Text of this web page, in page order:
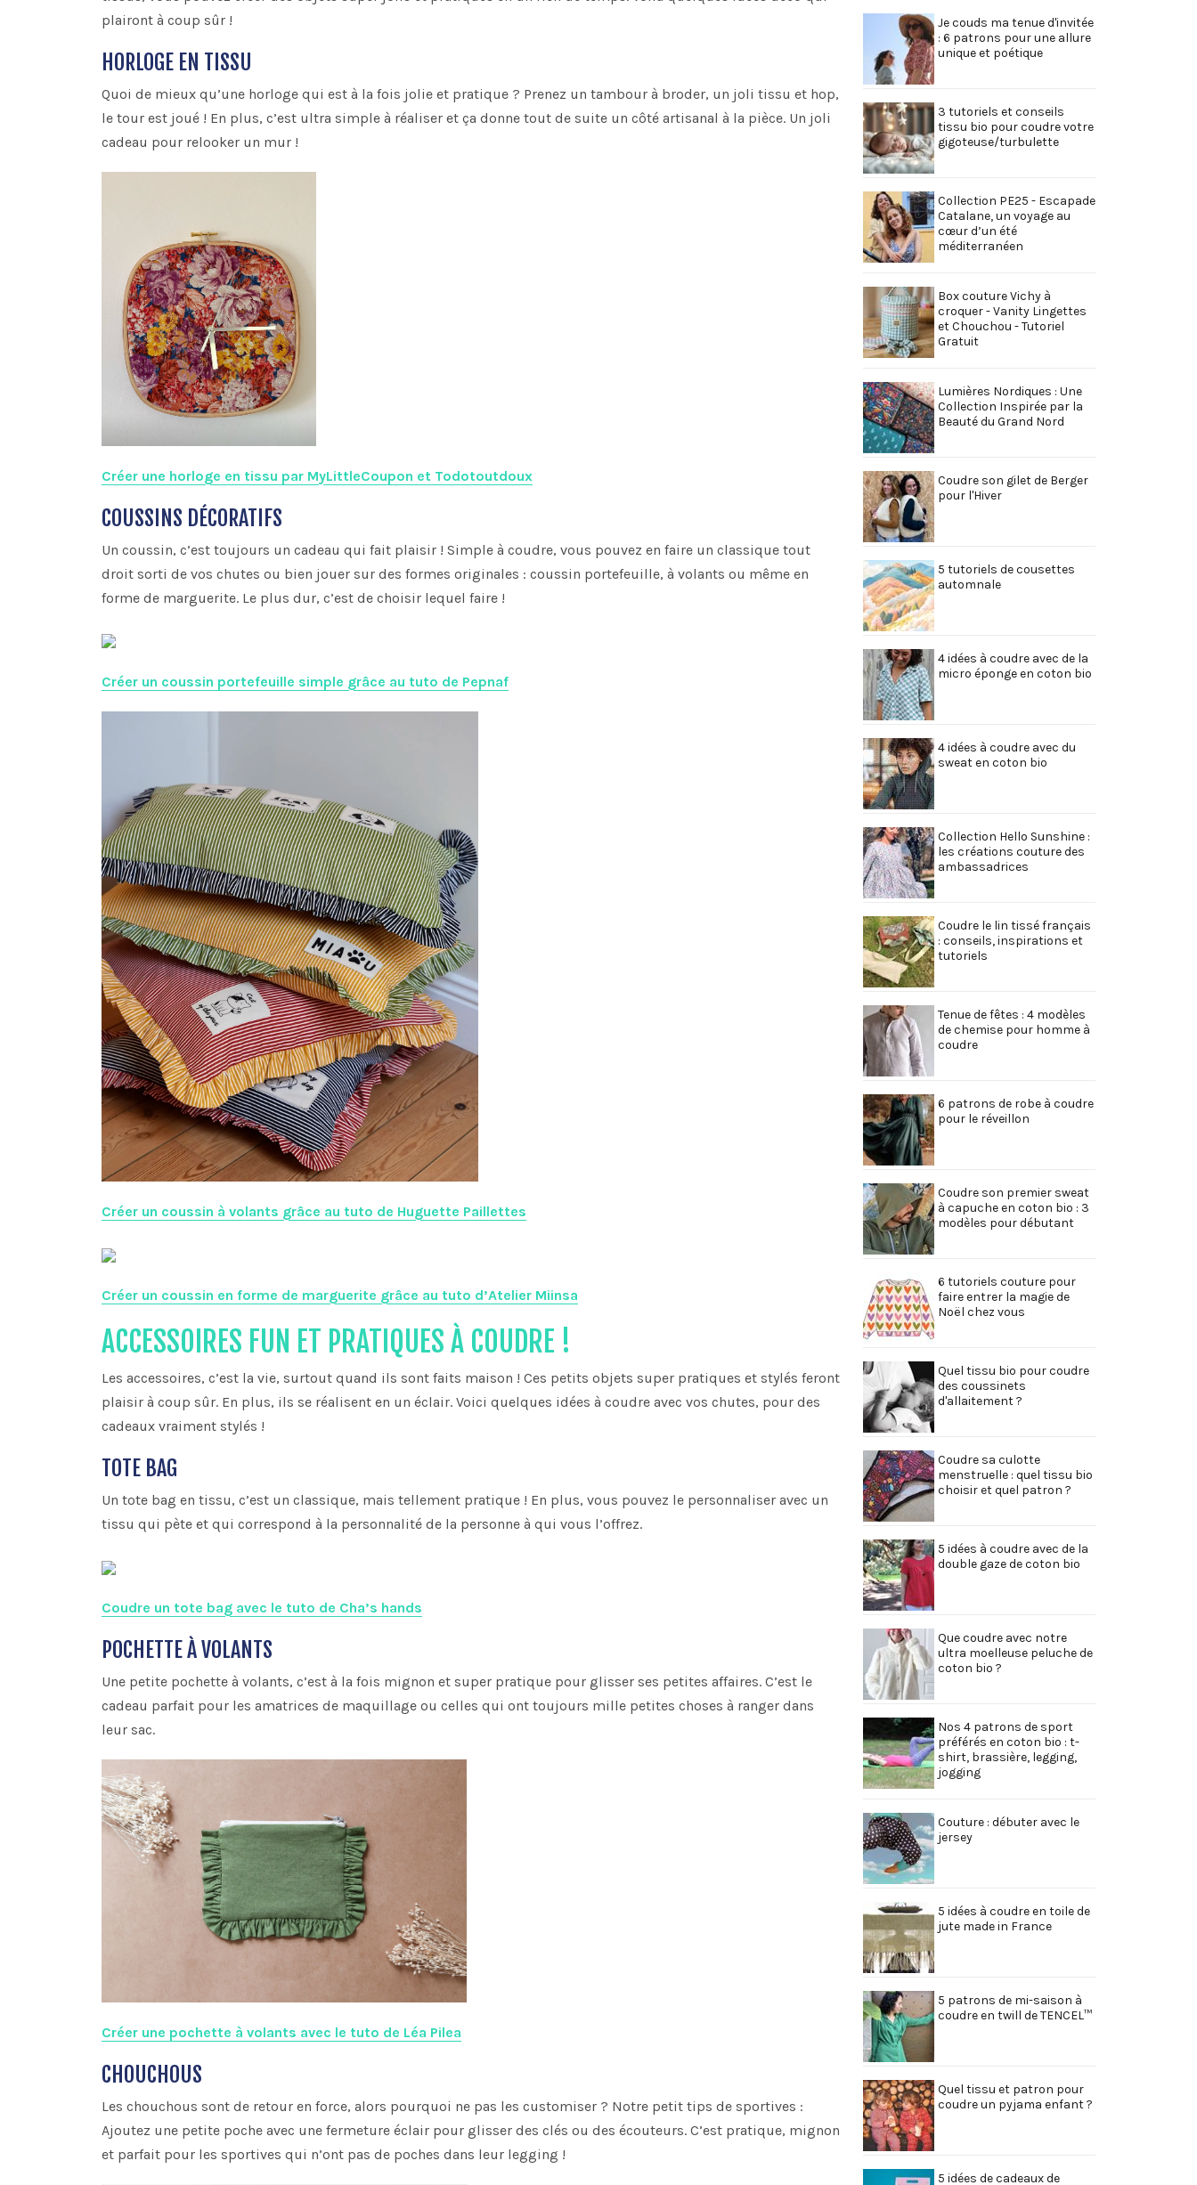
plairont à coup sûr !
HORLOGE EN TISSU
Quoi de mieux qu’une horloge qui est à la fois jolie et pratique ? Prenez un tambour à broder, un joli tissu et hop,
le tour est joué ! En plus, c’est ultra simple à réaliser et ça donne tout de suite un côté artisanal à la pièce. Un joli
cadeau pour relooker un mur !
Créer une horloge en tissu par MyLittleCoupon et Todotoutdoux
COUSSINS DÉCORATIFS
Un coussin, c’est toujours un cadeau qui fait plaisir ! Simple à coudre, vous pouvez en faire un classique tout
droit sorti de vos chutes ou bien jouer sur des formes originales : coussin portefeuille, à volants ou même en
forme de marguerite. Le plus dur, c’est de choisir lequel faire !
Créer un coussin portefeuille simple grâce au tuto de Pepnaf
Créer un coussin à volants grâce au tuto de Huguette Paillettes
Créer un coussin en forme de marguerite grâce au tuto d’Atelier Miinsa
ACCESSOIRES FUN ET PRATIQUES À COUDRE !
Les accessoires, c’est la vie, surtout quand ils sont faits maison ! Ces petits objets super pratiques et stylés feront
plaisir à coup sûr. En plus, ils se réalisent en un éclair. Voici quelques idées à coudre avec vos chutes, pour des
cadeaux vraiment stylés !
TOTE BAG
Un tote bag en tissu, c’est un classique, mais tellement pratique ! En plus, vous pouvez le personnaliser avec un
tissu qui pète et qui correspond à la personnalité de la personne à qui vous l’offrez.
Coudre un tote bag avec le tuto de Cha’s hands
POCHETTE À VOLANTS
Une petite pochette à volants, c’est à la fois mignon et super pratique pour glisser ses petites affaires. C’est le
cadeau parfait pour les amatrices de maquillage ou celles qui ont toujours mille petites choses à ranger dans
leur sac.
Créer une pochette à volants avec le tuto de Léa Pilea
CHOUCHOUS
Les chouchous sont de retour en force, alors pourquoi ne pas les customiser ? Notre petit tips de sportives :
Ajoutez une petite poche avec une fermeture éclair pour glisser des clés ou des écouteurs. C’est pratique, mignon
et parfait pour les sportives qui n’ont pas de poches dans leur legging !
Je couds ma tenue d'invitée
: 6 patrons pour une allure
unique et poétique
3 tutoriels et conseils
tissu bio pour coudre votre
gigoteuse/turbulette
Collection PE25 - Escapade
Catalane, un voyage au
cœur d’un été
méditerranéen
Box couture Vichy à
croquer - Vanity Lingettes
et Chouchou - Tutoriel
Gratuit
Lumières Nordiques : Une
Collection Inspirée par la
Beauté du Grand Nord
Coudre son gilet de Berger
pour l'Hiver
5 tutoriels de cousettes
automnale
4 idées à coudre avec de la
micro éponge en coton bio
4 idées à coudre avec du
sweat en coton bio
Collection Hello Sunshine :
les créations couture des
ambassadrices
Coudre le lin tissé français
: conseils, inspirations et
tutoriels
Tenue de fêtes : 4 modèles
de chemise pour homme à
coudre
6 patrons de robe à coudre
pour le réveillon
Coudre son premier sweat
à capuche en coton bio : 3
modèles pour débutant
6 tutoriels couture pour
faire entrer la magie de
Noël chez vous
Quel tissu bio pour coudre
des coussinets
d'allaitement ?
Coudre sa culotte
menstruelle : quel tissu bio
choisir et quel patron ?
5 idées à coudre avec de la
double gaze de coton bio
Que coudre avec notre
ultra moelleuse peluche de
coton bio ?
Nos 4 patrons de sport
préférés en coton bio : t-
shirt, brassière, legging,
jogging
Couture : débuter avec le
jersey
5 idées à coudre en toile de
jute made in France
5 patrons de mi-saison à
coudre en twill de TENCEL™
Quel tissu et patron pour
coudre un pyjama enfant ?
5 idées de cadeaux de